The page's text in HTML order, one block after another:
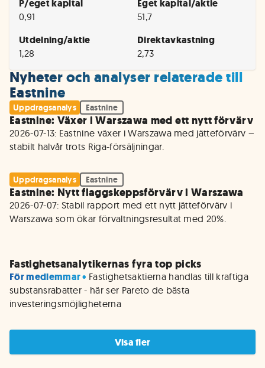
P/eget kapital
0,91
Eget kapital/aktie
51,7
Utdelning/aktie
1,28
Direktavkastning
2,73
Nyheter och analyser relaterade till
Eastnine
Uppdragsanalys Eastnine
Eastnine: Växer i Warszawa med ett nytt förvärv
2026-07-13: Eastnine växer i Warszawa med jätteförvärv –
Uppdragsanalys Eastnine
Eastnine: Nytt flaggskeppsförvärv i Warszawa
2026-07-07: Stabil rapport med ett nytt jätteförvärv i
Warszawa som ökar förvaltningsresultat med 20%.
Fastighetsanalytikernas fyra top picks
För medlemmar • Fastighetsaktierna handlas till kraftiga
substansrabatter - här ser Pareto de bästa
investeringsmöjligheterna
Visa fler